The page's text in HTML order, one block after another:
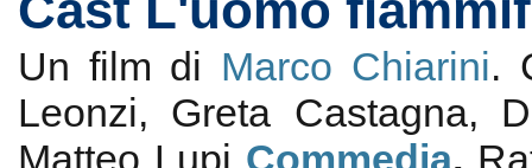
Un film di Marco Chiarini.
Leonzi, Greta Castagna,
Matteo Lupi Commedia,